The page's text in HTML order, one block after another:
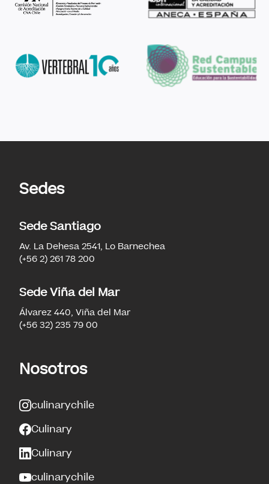
Sedes
Sede Santiago
Av. La Dehesa 2541, Lo Barnechea
(+56 2) 261 78 200
Sede Viña del Mar
Álvarez 440, Viña del Mar
(+56 32) 235 79 00
Nosotros
culinarychile
Culinary
Culinary
culinarychile